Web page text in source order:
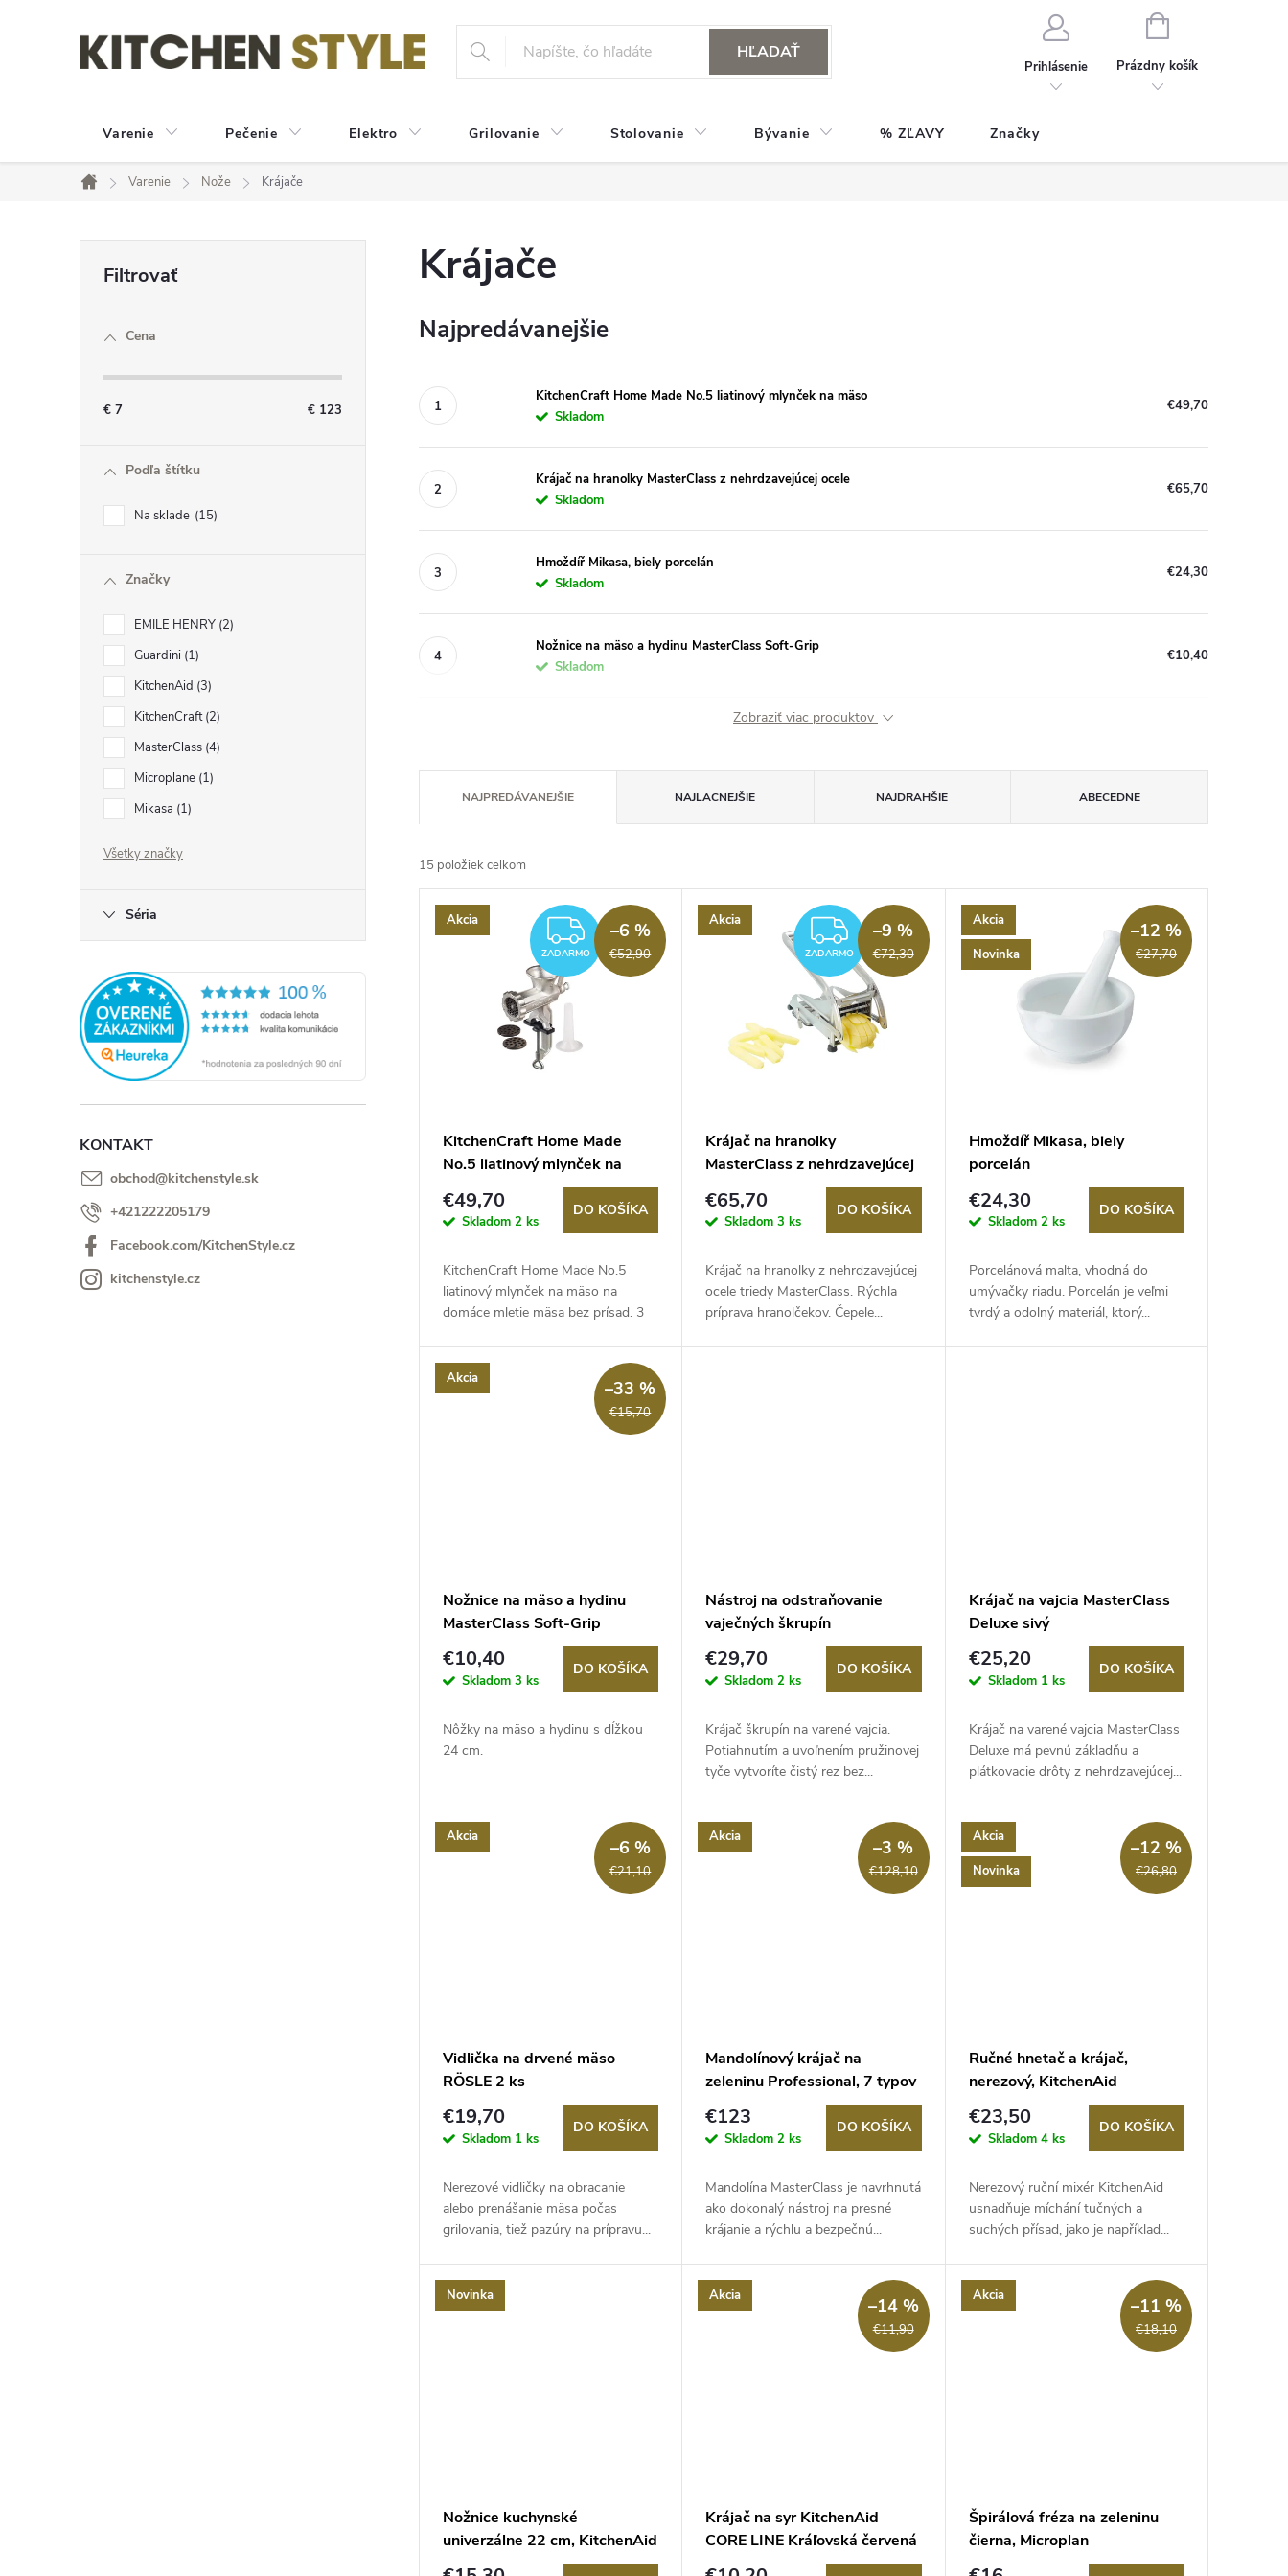
HĽADAŤ
Prihlásenie
NÁKUPNÝ
Prázdny košík
Varenie Pečenie Elektro Grilovanie Stolovanie Bývanie % ZĽAVY Značky
Domov
Varenie Nože Krájače
Cena
€ 7 € 123
Podľa štítku
Na sklade 15
Značky
EMILE HENRY 2
Guardini 1
KitchenAid 3
KitchenCraft 2
MasterClass 4
Microplane 1
Mikasa 1
Všetky značky
Séria
KONTAKT
obchod@kitchenstyle.sk
+421222205179
Facebook.com/KitchenStyle.cz
kitchenstyle.cz
Krájače
Najpredávanejšie
KitchenCraft Home Made No.5 liatinový mlynček na mäso
Skladom
€49,70
Krájač na hranolky MasterClass z nehrdzavejúcej ocele
Skladom
€65,70
Hmoždíř Mikasa, biely porcelán
Skladom
€24,30
Nožnice na mäso a hydinu MasterClass Soft-Grip
Skladom
€10,40
Zobraziť viac produktov
a
d
e
k
NAJPREDÁVANEJŠIE NAJLACNEJŠIE NAJDRAHŠIE ABECEDNE
15 položiek celkom
V
u
k
Akcia ZADARMO
ZADARMO €52,90
–6 %
KitchenCraft Home Made
No.5 liatinový mlynček na
€49,70
Skladom 2 ks
DO KOŠÍKA
KitchenCraft Home Made No.5
liatinový mlynček na mäso na
domáce mletie mäsa bez prísad. 3
Akcia ZADARMO
ZADARMO €72,30
–9 %
Krájač na hranolky
MasterClass z nehrdzavejúcej
€65,70
Skladom3 ks
DO KOŠÍKA
Krájač na hranolky z nehrdzavejúcej
ocele triedy MasterClass. Rýchla
príprava hranolčekov. Čepele...
Akcia
Novinka
€27,70
–12 %
Hmoždíř Mikasa, biely
porcelán
€24,30
Skladom 2 ks
DO KOŠÍKA
Porcelánová malta, vhodná do
umývačky riadu. Porcelán je veľmi
tvrdý a odolný materiál, ktorý...
Akcia
€15,70
–33 %
Nožnice na mäso a hydinu
MasterClass Soft-Grip
€10,40
Skladom 3 ks
DO KOŠÍKA
Nôžky na mäso a hydinu s dĺžkou
24 cm.
Nástroj na odstraňovanie
vaječných škrupín
MasterClass
€29,70
Skladom2 ks
DO KOŠÍKA
Krájač škrupín na varené vajcia.
Potiahnutím a uvoľnením pružinovej
tyče vytvoríte čistý rez bez...
Krájač na vajcia MasterClass
Deluxe sivý
€25,20
Skladom 1 ks
DO KOŠÍKA
Krájač na varené vajcia MasterClass
Deluxe má pevnú základňu a
plátkovacie drôty z nehrdzavejúcej...
Akcia
€21,10
–6 %
Vidlička na drvené mäso
RÖSLE 2 ks
€19,70
Skladom 1 ks
DO KOŠÍKA
Nerezové vidličky na obracanie
alebo prenášanie mäsa počas
grilovania, tiež pazúry na prípravu...
Akcia
€128,10
–3 %
Mandolínový krájač na
zeleninu Professional, 7 typov
čepelí, nerezová oceľ,
MasterClass
€123
Skladom2 ks
DO KOŠÍKA
Mandolína MasterClass je navrhnutá
ako dokonalý nástroj na presné
krájanie a rýchlu a bezpečnú...
Akcia
Novinka
€26,80
–12 %
Ručné hnetač a krájač,
nerezový, KitchenAid
€23,50
Skladom 4 ks
DO KOŠÍKA
Nerezový ruční mixér KitchenAid
usnadňuje míchání tučných a
suchých přísad, jako je například...
Novinka
Nožnice kuchynské
univerzálne 22 cm, KitchenAid
Akcia
€11,90
–14 %
Krájač na syr KitchenAid
CORE LINE Kráľovská červená
Akcia
€18,10
–11 %
Špirálová fréza na zeleninu
čierna, Microplan